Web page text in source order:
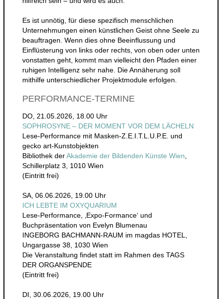
Es ist unnötig, für diese spezifisch menschlichen
Unternehmungen einen künstlichen Geist ohne Seele zu
beauftragen. Wenn dies ohne Beeinflussung und
Einflüsterung von links oder rechts, von oben oder unten
vonstatten geht, kommt man vielleicht den Pfaden einer
ruhigen Intelligenz sehr nahe. Die Annäherung soll
mithilfe unterschiedlicher Projektmodule erfolgen.
PERFORMANCE-TERMINE
DO, 21.05.2026, 18.00 Uhr
SOPHROSYNE – DER MOMENT VOR DEM LÄCHELN
Lese-Performance mit Masken-Z.E.I.T.L.U.P.E. und
gecko art-Kunstobjekten
Bibliothek derAkademie der Bildenden Künste Wien
Schillerplatz 3, 1010 Wien
(Eintritt frei)
SA, 06.06.2026, 19.00 Uhr
ICH LEBTE IM OXYQUARIUM
Lese-Performance, ‚Expo-Formance‘ und
Buchpräsentation von Evelyn Blumenau
INGEBORG BACHMANN-RAUM im magdas HOTEL,
Ungargasse 38, 1030 Wien
Die Veranstaltung findet statt im Rahmen des TAGS
DER ORGANSPENDE
(Eintritt frei)
DI, 30.06.2026, 19.00 Uhr